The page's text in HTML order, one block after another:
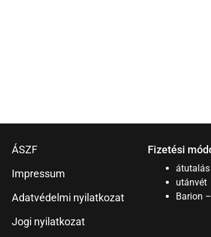
ÁSZF
Impressum
Adatvédelmi nyilatkozat
Jogi nyilatkozat
Fizetési
átutalás
utánvét
Barion